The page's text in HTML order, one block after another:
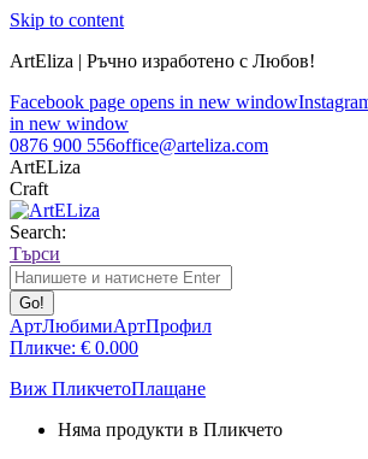
Skip to content
ArtEliza | Ръчно изработено с Любов!
Facebook page opens in new window
in new window
0876 900 556office@arteliza.com
ArtELiza
Craft
Search:
Търси
АртЛюбимиАртПрофил
Пликче: € 0.000
Виж ПликчетоПлащане
Няма продукти в Пликчето